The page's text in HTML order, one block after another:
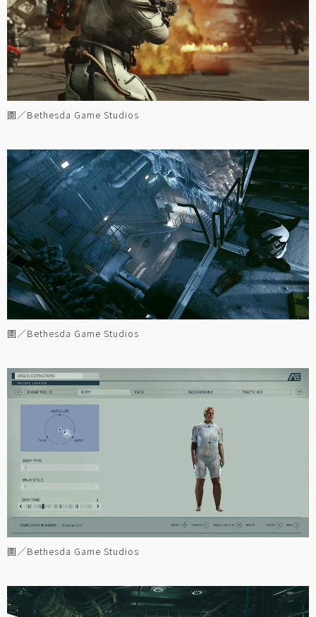
圖／Bethesda Game Studios
圖／Bethesda Game Studios
圖／Bethesda Game Studios